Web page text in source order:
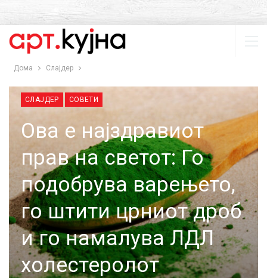
Дома Слајдер
СЛАЈДЕР СОВЕТИ
Ова е најздравиот
прав на светот: Го
подобрува варењето,
го штити црниот дроб
и го намалува ЛДЛ
холестеролот